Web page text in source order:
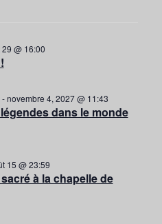
@ 16:00
dans le monde
-novembre 4, 2027 @ 11:43
à la chapelle de
15 @ 23:59